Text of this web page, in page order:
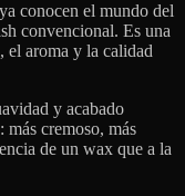
conocen el mundo del
convencional. Es una
el aroma y la calidad
y acabado
: más cremoso, más
de un wax que a la